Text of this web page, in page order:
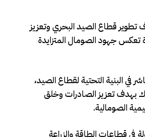
تطوير قطاع الصيد البحري وتعزيز
الأزرق، في خطوة تعكس جهود الصومال المتزايدة
في البنية التحتية لقطاع الصيد،
بهدف تعزيز الصادرات وخلق
الصومالية.
التي تأسست عام 1961، من أكبر المجموعات الاستثمارية في تركيا، وتدير أصولاً في 24 دولة في قطاعات الطاقة والزراعة